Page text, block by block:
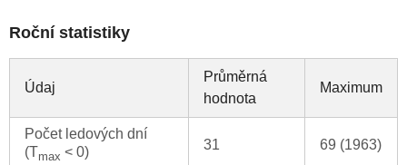
Roční statistiky
Údaj
Průměrná
hodnota
Maximum
Počet ledových dní
(Tmax < 0) 31 69 (1963)